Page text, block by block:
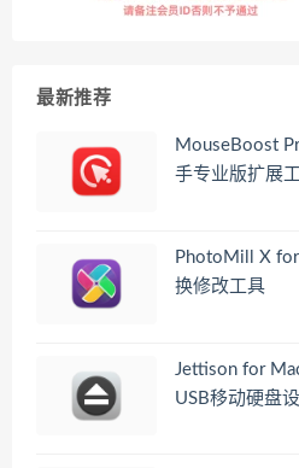
最新推荐
MouseBoost
手专业版扩展
PhotoMill X
换修改工具
Jettison for
USB移动硬盘